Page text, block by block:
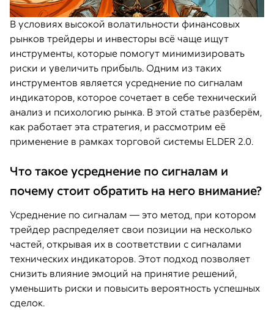
В условиях высокой волатильности финансовых
рынков трейдеры и инвесторы всё чаще ищут
инструменты, которые помогут минимизировать
риски и увеличить прибыль. Одним из таких
инструментов является усреднение по сигналам
индикаторов, которое сочетает в себе технический
анализ и психологию рынка. В этой статье разберём,
как работает эта стратегия, и рассмотрим её
применение в рамках торговой системы ELDER 2.0.
Что такое усреднение по сигналам и
почему стоит обратить на него внимание?
Усреднение по сигналам — это метод, при котором
трейдер распределяет свои позиции на несколько
частей, открывая их в соответствии с сигналами
технических индикаторов. Этот подход позволяет
снизить влияние эмоций на принятие решений,
уменьшить риски и повысить вероятность успешных
сделок.